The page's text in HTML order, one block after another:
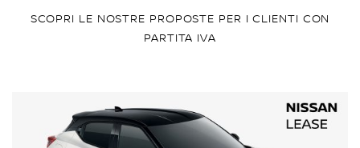
SCOPRI LE NOSTRE PROPOSTE PER I CLIENTI CON
PARTITA IVA